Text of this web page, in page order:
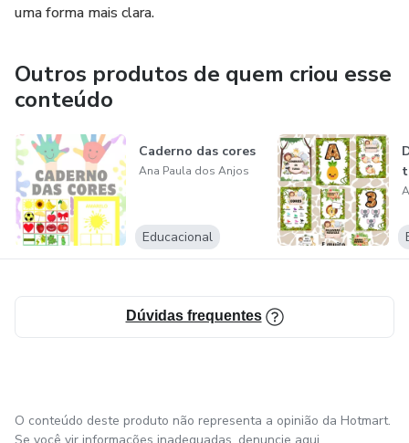
uma forma mais clara.
Outros produtos de quem criou esse
conteúdo
Caderno das cores
Ana Paula dos Anjos
Educacional
Dúvidas frequentes
O conteúdo deste produto não representa a opinião da Hotmart.